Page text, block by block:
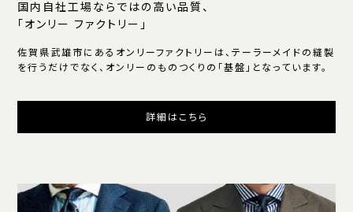
国内自社工場ならではの高い品質、
「オンリー ファクトリー」
佐賀県武雄市にあるオンリーファクトリーは、テーラーメイドの縫製
を行うだけでなく、オンリーのものつくりの「基盤」となっています。
詳細はこちら